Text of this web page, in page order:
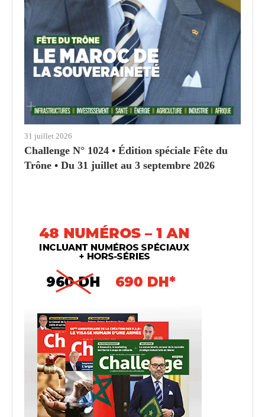
31 juillet 2026
Challenge N° 1024 • Édition spéciale Fête du
Trône • Du 31 juillet au 3 septembre 2026